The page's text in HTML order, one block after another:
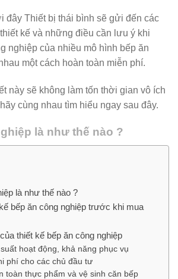
Thiết bị thái bình sẽ gửi đến các
kế và những điều cần lưu ý khi
nghiệp của nhiều mô hình bếp ăn
một cách hoàn toàn miễn phí.
này sẽ không làm tốn thời gian vô ích
cùng nhau tìm hiểu ngay sau đây.
là như thế nào ?
là như thế nào ?
bếp ăn công nghiệp trước khi mua
thiết kế bếp ăn công nghiệp
hoạt động, khả năng phục vụ
phí cho các chủ đầu tư
toàn thực phẩm và vệ sinh căn bếp